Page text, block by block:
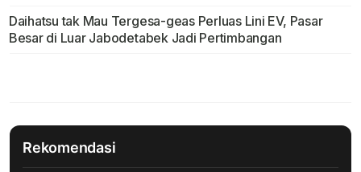
Daihatsu tak Mau Tergesa-geas Perluas Lini EV, Pasar
Besar di Luar Jabodetabek Jadi Pertimbangan
Rekomendasi